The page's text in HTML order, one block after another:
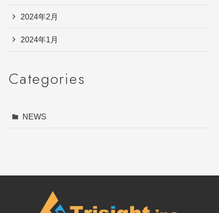
2024年2月
2024年1月
Categories
NEWS